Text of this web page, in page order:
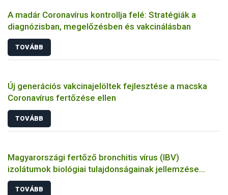
A madár Coronavírus kontrollja felé: Stratégiák a
diagnózisban, megelőzésben és vakcinálásban
TOVÁBB
Új generációs vakcinajelöltek fejlesztése a macska
Coronavírus fertőzése ellen
TOVÁBB
Magyarországi fertőző bronchitis vírus (IBV)
izolátumok biológiai tulajdonságainak jellemzése
állatkísérletes és molekuláris biológiai eszközökkel
TOVÁBB